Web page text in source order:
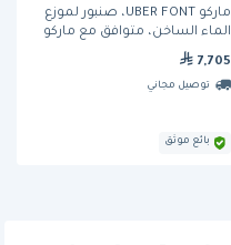
ماركو UBER FONT، صنبور لموزّع
الماء الساخن، متوافق مع ماركو
Ecosmart UC45
7,705
توصيل مجاني
بائع موثق